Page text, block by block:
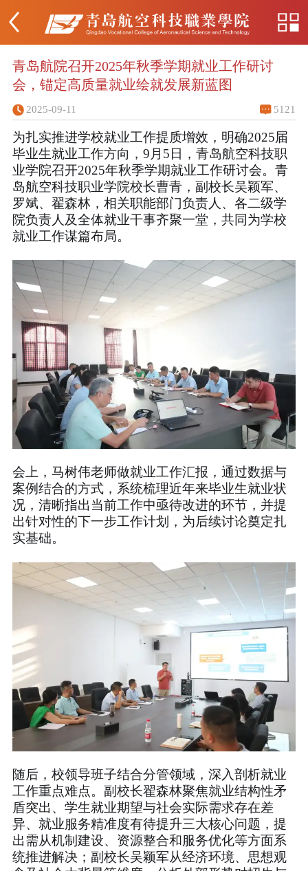
青岛航院召开2025年秋季学期就业工作研讨
会，锚定高质量就业绘就发展新蓝图
2025-09-11 5121
为扎实推进学校就业工作提质增效，明确2025届
毕业生就业工作方向，9月5日，青岛航空科技职
业学院召开2025年秋季学期就业工作研讨会。青
岛航空科技职业学院校长曹青，副校长吴颖军、
罗斌、翟森林，相关职能部门负责人、各二级学
院负责人及全体就业干事齐聚一堂，共同为学校
就业工作谋篇布局。
会上，马树伟老师做就业工作汇报，通过数据与
案例结合的方式，系统梳理近年来毕业生就业状
况，清晰指出当前工作中亟待改进的环节，并提
出针对性的下一步工作计划，为后续讨论奠定扎
实基础。
随后，校领导班子结合分管领域，深入剖析就业
工作重点难点。副校长翟森林聚焦就业结构性矛
盾突出、学生就业期望与社会实际需求存在差
异、就业服务精准度有待提升三大核心问题，提
出需从机制建设、资源整合和服务优化等方面系
统推进解决；副校长吴颖军从经济环境、思想观